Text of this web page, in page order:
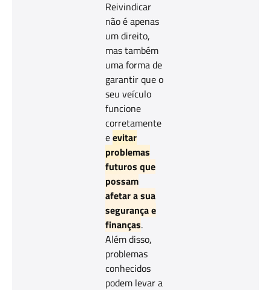
Reivindicar
não é apenas
um direito,
mas também
uma forma de
garantir que o
seu veículo
funcione
corretamente
eevitar
problemas
futuros que
possam
afetar a sua
segurança e
finanças.
Além disso,
problemas
conhecidos
podem levar a